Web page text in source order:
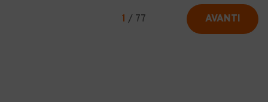
1 / 77 AVANTI